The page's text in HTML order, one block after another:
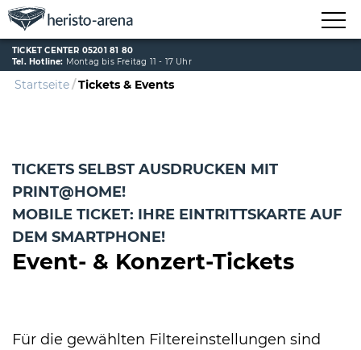
TICKET CENTER 05201 81 80
Tel. Hotline: Montag bis Freitag 11 - 17 Uhr
Startseite Tickets & Events
TICKETS SELBST AUSDRUCKEN MIT
PRINT@HOME!
MOBILE TICKET: IHRE EINTRITTSKARTE AUF
DEM SMARTPHONE!
Event- & Konzert-Tickets
Für die gewählten Filtereinstellungen sind